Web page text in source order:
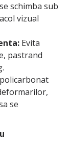
schimba sub
vizual
Evita
pastrand
se